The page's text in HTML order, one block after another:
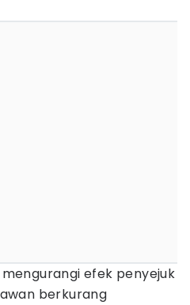
efek penyejuk
berkurang